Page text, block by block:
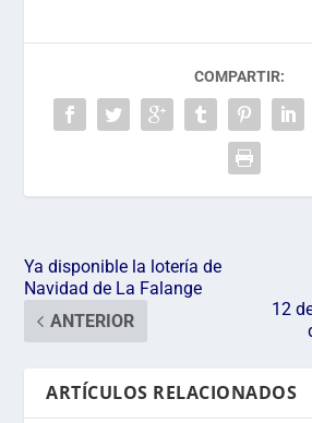
COMPARTIR:
Ya disponible la lotería de
Navidad de La Falange
ANTERIOR
12
ARTÍCULOS RELACIONADOS